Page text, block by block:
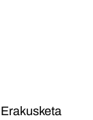
Erakusketa